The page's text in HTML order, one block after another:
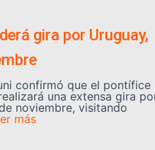
gira por Uruguay,
confirmó que el pontífice
una extensa gira
noviembre, visitando
más